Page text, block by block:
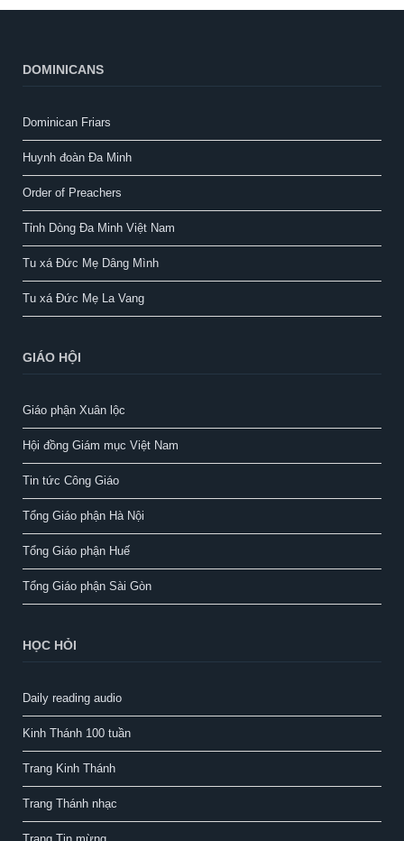
DOMINICANS
Dominican Friars
Huynh đoàn Đa Minh
Order of Preachers
Tỉnh Dòng Đa Minh Việt Nam
Tu xá Đức Mẹ Dâng Mình
Tu xá Đức Mẹ La Vang
GIÁO HỘI
Giáo phận Xuân lộc
Hội đồng Giám mục Việt Nam
Tin tức Công Giáo
Tổng Giáo phận Hà Nội
Tổng Giáo phận Huế
Tổng Giáo phận Sài Gòn
HỌC HỎI
Daily reading audio
Kinh Thánh 100 tuần
Trang Kinh Thánh
Trang Thánh nhạc